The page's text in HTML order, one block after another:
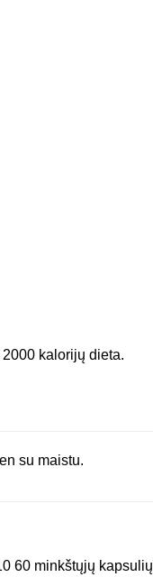
kalorijų dieta.
su maistu.
60 minkštųjų